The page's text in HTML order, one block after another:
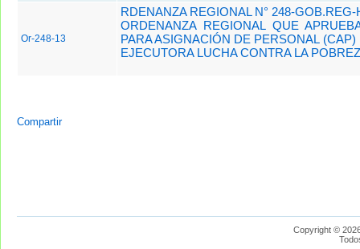
Or-248-13
RDENANZA REGIONAL N° 248-
ORDENANZA REGIONAL QUE
PARA ASIGNACIÓN DE PERSONAL
EJECUTORA LUCHA CONTRA LA
Compartir
Copyright ©